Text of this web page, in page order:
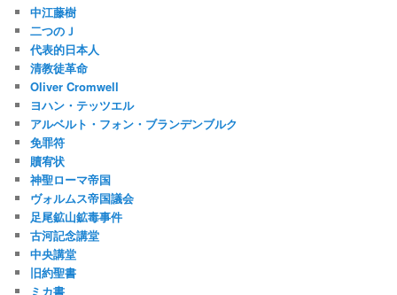
中江藤樹
二つのＪ
代表的日本人
清教徒革命
Oliver Cromwell
ヨハン・テッツエル
アルベルト・フォン・ブランデンブルク
免罪符
贖宥状
神聖ローマ帝国
ヴォルムス帝国議会
足尾鉱山鉱毒事件
古河記念講堂
中央講堂
旧約聖書
ミカ書